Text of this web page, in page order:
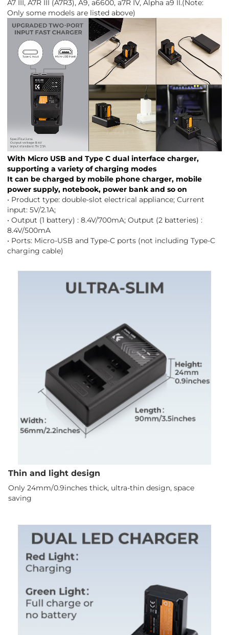
A7 III, A7R III (A7R3), A9, a6600, a7R IV, Alpha a9 II.(Note:
Only some models are listed above)
With Micro USB and Type C dual interface charger,
supporting a variety of charging modes
It can be charged by mobile phone charger, mobile
power supply, notebook, power bank and so on
• Product type: double-slot electrical appliance; Current
input: 5V/2.1A;
• Output (1 battery) : 8.4V/700mA; Output (2 batteries) :
8.4V/500mA
• Ports: Micro-USB and Type-C ports (not including Type-C
charging cable)
Thin and light design
Only 24mm/0.9inches thick, ultra-thin design, space
saving